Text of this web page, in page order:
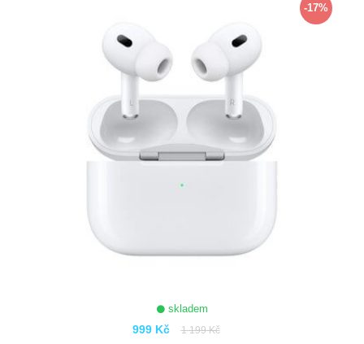
-17%
skladem
999 Kč 1 199 Kč